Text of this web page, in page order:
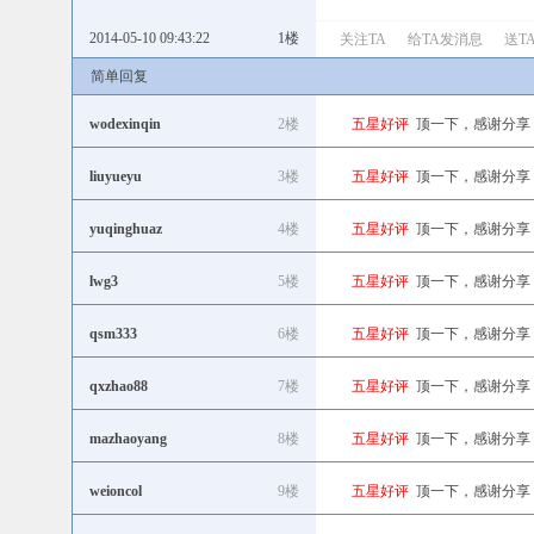
1楼
2014-05-10 09:43:22 关注TA 给TA发消息 送
简单回复
wodexinqin 2楼 五星好评顶一下，感谢分享
liuyueyu 3楼 五星好评顶一下，感谢分享
yuqinghuaz 4楼 五星好评顶一下，感谢分享
lwg3 5楼 五星好评顶一下，感谢分享
qsm333 6楼 五星好评顶一下，感谢分享
qxzhao88 7楼 五星好评顶一下，感谢分享
mazhaoyang 8楼 五星好评顶一下，感谢分享
weioncol 9楼 五星好评顶一下，感谢分享